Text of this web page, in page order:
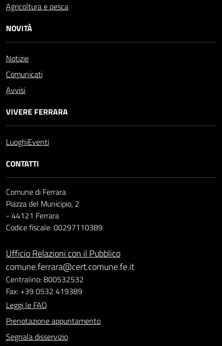
Agricoltura e pesca
NOVITÀ
Notizie
Comunicati
Avvisi
VIVERE FERRARA
LuoghiEventi
CONTATTI
Comune di Ferrara
Piazza del Municipio, 2
- 44121 Ferrara
Codice fiscale: 00297110389
Ufficio Relazioni con il Pubblico
comune.ferrara@cert.comune.fe.it
Centralino: 800532532
Fax: +39 0532 419389
Leggi le FAQ
Prenotazione appuntamento
Segnala disservizio